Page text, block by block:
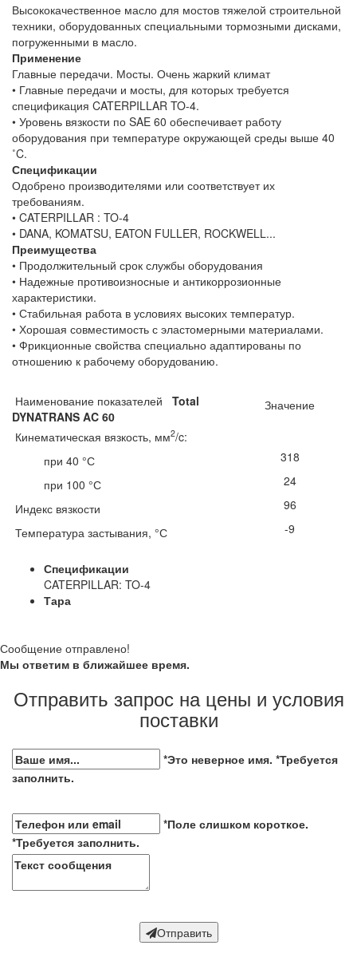
Высококачественное масло для мостов тяжелой строительной
техники, оборудованных специальными тормозными дисками,
погруженными в масло.
Применение
Главные передачи. Мосты. Очень жаркий климат
• Главные передачи и мосты, для которых требуется
спецификация CATERPILLAR TO-4.
• Уровень вязкости по SAE 60 обеспечивает работу
оборудования при температуре окружающей среды выше 40
˚C.
Спецификации
Одобрено производителями или соответствует их
требованиям.
• CATERPILLAR : TO-4
• DANA, KOMATSU, EATON FULLER, ROCKWELL...
Преимущества
• Продолжительный срок службы оборудования
• Надежные противоизносные и антикоррозионные
характеристики.
• Стабильная работа в условиях высоких температур.
• Хорошая совместимость с эластомерными материалами.
• Фрикционные свойства специально адаптированы по
отношению к рабочему оборудованию.
Наименование показателей
Total
DYNATRANS AC 60
Значение
Кинематическая вязкость, мм2/c:
при 40 °С
318
при 100 °С
24
Индекс вязкости
96
Температура застывания, °С
-9
Спецификации
CATERPILLAR: TO-4
Тара
Сообщение отправлено!
Мы ответим в ближайшее время.
Отправить запрос на цены и условия
поставки
*Это неверное имя. *Требуется
заполнить.
*Поле слишком короткое.
*Требуется заполнить.
Отправить